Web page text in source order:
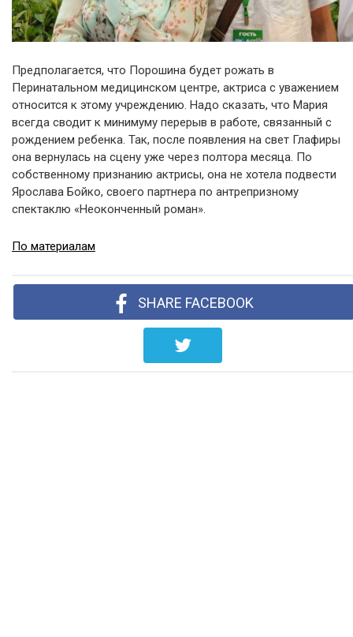
Предполагается, что Порошина будет рожать в
Перинатальном медицинском центре, актриса с уважением
относится к этому учреждению. Надо сказать, что Мария
всегда сводит к минимуму перерыв в работе, связанный с
рождением ребенка. Так, после появления на свет Глафиры
она вернулась на сцену уже через полтора месяца. По
собственному признанию актрисы, она не хотела подвести
Ярослава Бойко, своего партнера по антрепризному
спектаклю «Неоконченный роман».
По материалам
SHARE FACEBOOK